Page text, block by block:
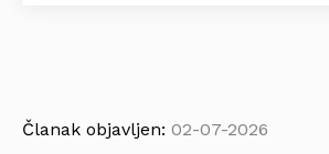
Članak objavljen: 02-07-2026